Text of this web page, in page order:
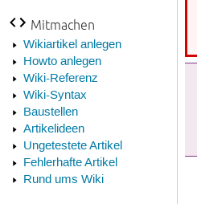
Mitmachen
Wikiartikel anlegen
Howto anlegen
Wiki-Referenz
Wiki-Syntax
Baustellen
Artikelideen
Ungetestete Artikel
Fehlerhafte Artikel
Rund ums Wiki